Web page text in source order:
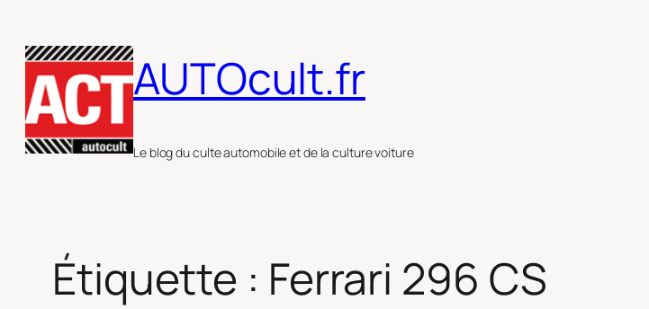
au
contenu
AUTOcult.fr
Le blog du culte automobile et de la culture voiture
Étiquette : Ferrari 296 CS